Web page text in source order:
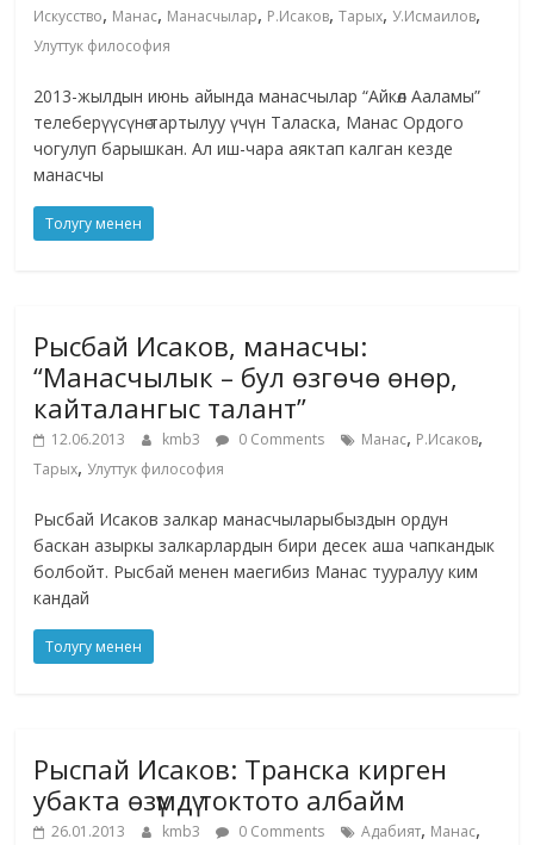
Искусство, Манас, Манасчылар, Р.Исаков,Тарых, У.Исмаилов,
Улуттук философия
2013-жылдын июнь айында манасчылар “Айкөл Ааламы”
телеберүүсүнө тартылуу үчүн Таласка, Манас Ордого
чогулуп барышкан. Ал иш-чара аяктап калган кезде
манасчы
Толугу менен
Рысбай Исаков, манасчы:
“Манасчылык – бул өзгөчө өнөр,
кайталангыс талант”
12.06.2013 kmb3 0 Comments Манас, Р.Исаков,
Тарых, Улуттук философия
Рысбай Исаков залкар манасчыларыбыздын ордун
баскан азыркы залкарлардын бири десек аша чапкандык
болбойт. Рысбай менен маегибиз Манас тууралуу ким
кандай
Толугу менен
Рыспай Исаков: Транска кирген
убакта өзүмдү токтото албайм
26.01.2013 kmb3 0 Comments Адабият, Манас,